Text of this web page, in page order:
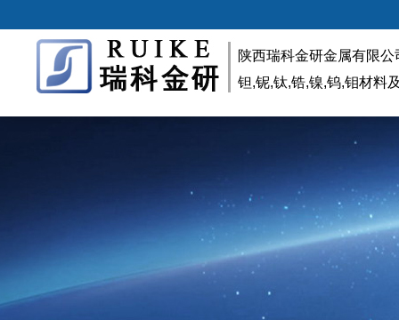
陕西瑞科金研金属有限公
钽,铌,钛,锆,镍,钨,钼材料